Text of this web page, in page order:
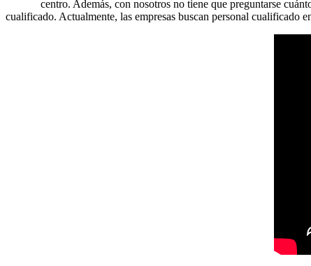
centro. Además, con nosotros no tiene que preguntarse
cualificado. Actualmente, las empresas buscan personal cualificado